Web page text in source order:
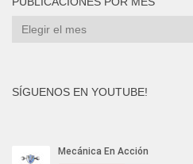
Publicaciones
SÍGUENOS EN YOUTUBE!